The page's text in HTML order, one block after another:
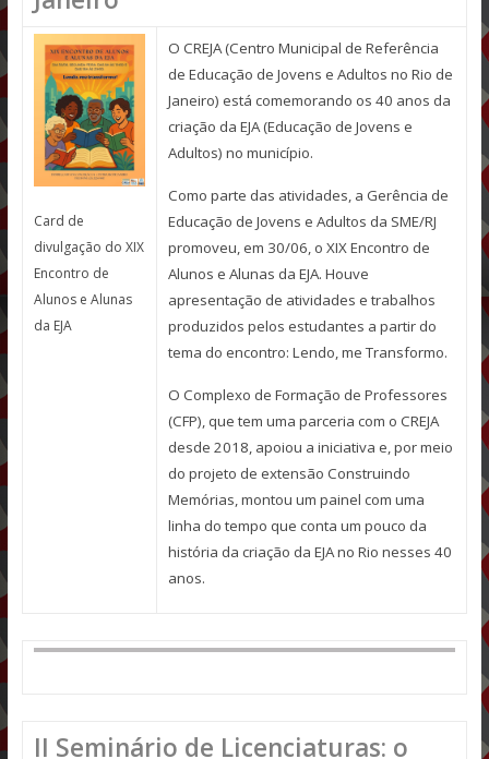
Card de
divulgação do XIX
Encontro de
Alunos e Alunas
da EJA
O CREJA (Centro Municipal de Referência
de Educação de Jovens e Adultos no Rio de
Janeiro) está comemorando os 40 anos da
criação da EJA (Educação de Jovens e
Adultos) no município.
Como parte das atividades, a Gerência de
Educação de Jovens e Adultos da SME/RJ
promoveu, em 30/06, o XIX Encontro de
Alunos e Alunas da EJA. Houve
apresentação de atividades e trabalhos
produzidos pelos estudantes a partir do
tema do encontro: Lendo, me Transformo.
O Complexo de Formação de Professores
(CFP), que tem uma parceria com o CREJA
desde 2018, apoiou a iniciativa e, por meio
do projeto de extensão Construindo
Memórias, montou um painel com uma
linha do tempo que conta um pouco da
história da criação da EJA no Rio nesses 40
anos.
II Seminário de Licenciaturas: o